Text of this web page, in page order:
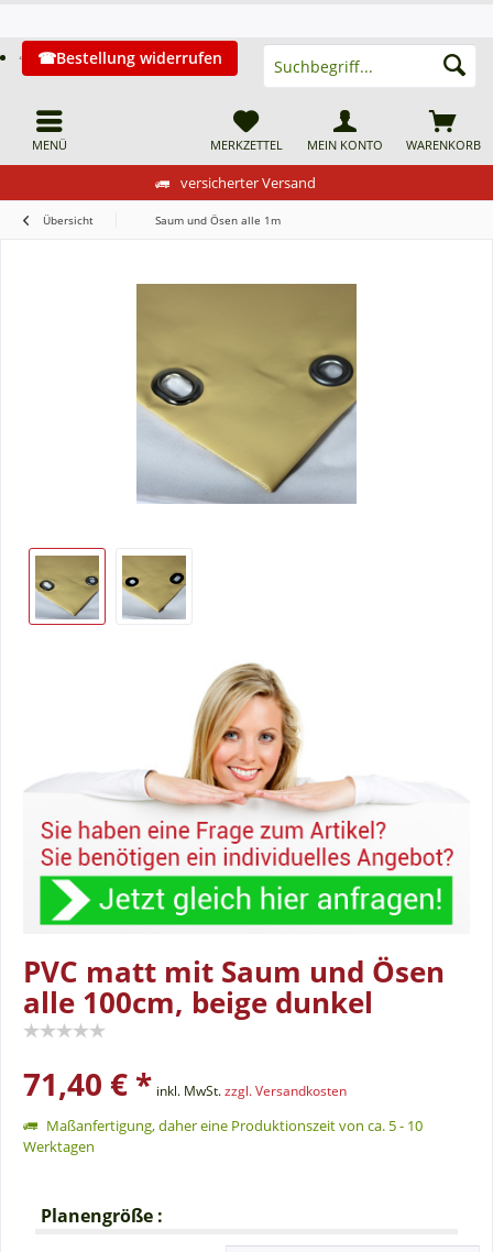
versicherter Versand
MENÜ
Bestellung widerrufen
WARENKORB
MERKZETTEL MEIN KONTO
Übersicht Saum und Ösen alle 1m
PVC matt mit Saum und Ösen
alle 100cm, beige dunkel
71,40 € * inkl. MwSt.zzgl. Versandkosten
Maßanfertigung, daher eine Produktionszeit von ca. 5 - 10
Werktagen
Planengröße :